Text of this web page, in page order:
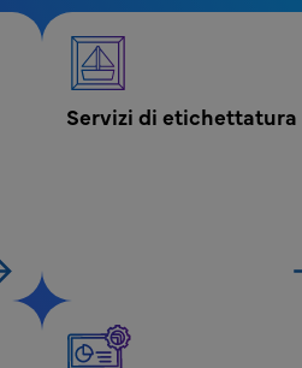
Servizi di etichettatura